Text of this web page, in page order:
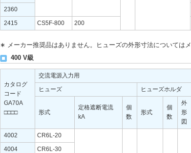
2360
2415
CS5F-800 200
∗ メーカー推奨品はありません。ヒューズの外形寸法については
400 V級
カタログ
コード
GA70A
□□□□
交流電源入力用
ヒューズ
ヒューズホルダ
形式
定格遮断電流
kA
個
数
形式
個
数
外
形
図
4002
CR6L-20
4004 CR6L-30